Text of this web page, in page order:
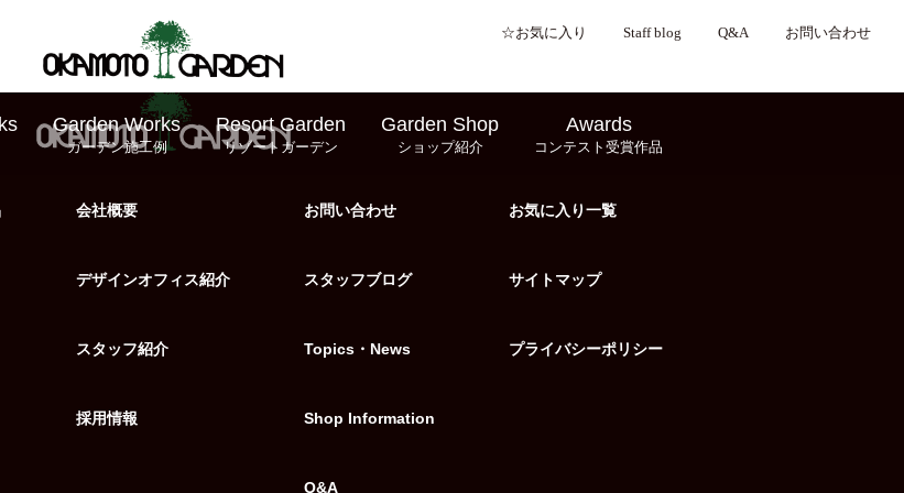
☆お気に入り Staff blog Q&A お問い合わせ
Garden Works
ガーデン施工例
Resort Garden
リゾートガーデン
Garden Shop
ショップ紹介
Awards
コンテスト受賞作品
会社概要
デザインオフィス紹介
スタッフ紹介
採用情報
お問い合わせ
スタッフブログ
Topics・News
Shop Information
Q&A
お気に入り一覧
サイトマップ
プライバシーポリシー